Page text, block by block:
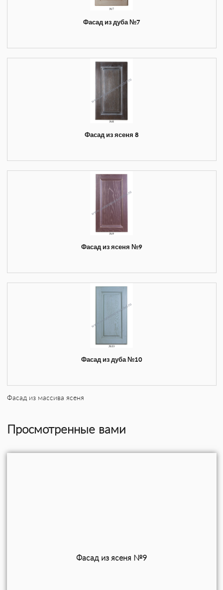
Фасад из дуба №7
Фасад из ясеня 8
Фасад из ясеня №9
Фасад из дуба №10
Фасад из массива ясеня
Просмотренные вами
Фасад из ясеня №9